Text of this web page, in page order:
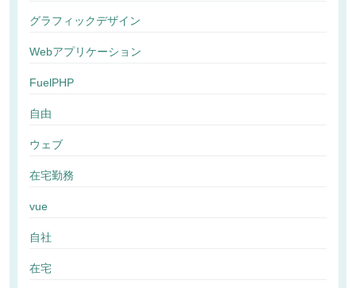
グラフィックデザイン
Webアプリケーション
FuelPHP
自由
ウェブ
在宅勤務
vue
自社
在宅